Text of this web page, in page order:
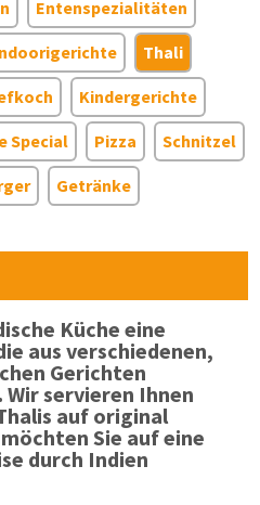
Entenspezialitäten
Thali
Kindergerichte
Special Pizza Schnitzel
Getränke
Küche eine
aus verschiedenen,
Gerichten
servieren Ihnen
auf original
Sie auf eine
durch Indien